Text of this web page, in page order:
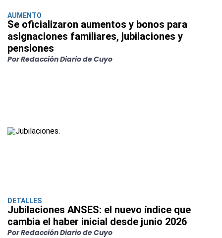
AUMENTO
Se oficializaron aumentos y bonos para
asignaciones familiares, jubilaciones y
pensiones
Por Redacción Diario de Cuyo
DETALLES
Jubilaciones ANSES: el nuevo índice que
cambia el haber inicial desde junio 2026
Por Redacción Diario de Cuyo